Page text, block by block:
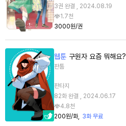
3권 완결 , 2024.08.19
1.7천
3000원/권
웹툰 구원자 요즘 뭐해요?
판톰
판타지
82화 완결 , 2024.06.17
4.8천
200원/화
3화 무료